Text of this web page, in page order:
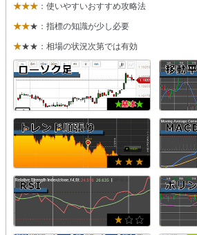
★★★ ：使いやすいおすすめ攻略法
★★★：指標の知識が少し必要
★★★：相場の状況次第では有効